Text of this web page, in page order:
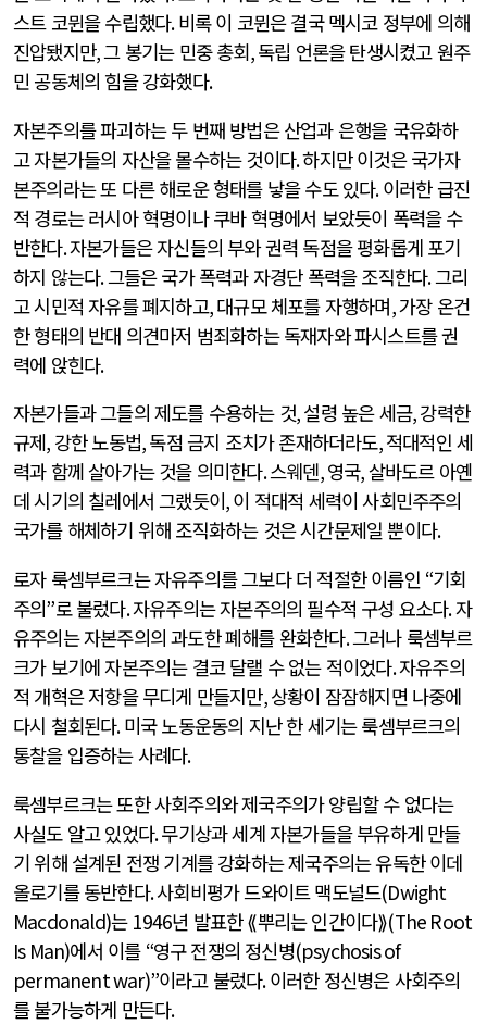
스트 코뮌을 수립했다.비록 이 코뮌은 결국 멕시코 정부에 의해
진압됐지만,그 봉기는 민중 총회,독립 언론을 탄생시켰고 원주
민 공동체의 힘을 강화했다.
자본주의를 파괴하는 두 번째 방법은 산업과 은행을 국유화하
고 자본가들의 자산을 몰수하는 것이다.하지만 이것은 국가자
본주의라는 또 다른 해로운 형태를 낳을 수도 있다.이러한 급진
적 경로는 러시아 혁명이나 쿠바 혁명에서 보았듯이 폭력을 수
반한다.자본가들은 자신들의 부와 권력 독점을 평화롭게 포기
하지 않는다.그들은 국가 폭력과 자경단 폭력을 조직한다.그리
고 시민적 자유를 폐지하고,대규모 체포를 자행하며,가장 온건
한 형태의 반대 의견마저 범죄화하는 독재자와 파시스트를 권
력에 앉힌다.
자본가들과 그들의 제도를 수용하는 것,설령 높은 세금,강력한
규제, 강한 노동법,독점 금지 조치가 존재하더라도,적대적인 세
력과 함께 살아가는 것을 의미한다.스웨덴,영국,살바도르 아옌
데 시기의 칠레에서 그랬듯이,이 적대적 세력이 사회민주주의
국가를 해체하기 위해 조직화하는 것은 시간문제일 뿐이다.
로자 룩셈부르크는 자유주의를 그보다 더 적절한 이름인 “기회
주의”로 불렀다.자유주의는 자본주의의 필수적 구성 요소다.자
유주의는 자본주의의 과도한 폐해를 완화한다.그러나 룩셈부르
크가 보기에 자본주의는 결코 달랠 수 없는 적이었다.자유주의
적 개혁은 저항을 무디게 만들지만,상황이 잠잠해지면 나중에
다시 철회된다.미국 노동운동의 지난 한 세기는 룩셈부르크의
통찰을 입증하는 사례다.
룩셈부르크는 또한 사회주의와 제국주의가 양립할 수 없다는
사실도 알고 있었다.무기상과 세계 자본가들을 부유하게 만들
기 위해 설계된 전쟁 기계를 강화하는 제국주의는 유독한 이데
올로기를 동반한다.사회비평가 드와이트 맥도널드(Dwight
Macdonald)는 1946년 발표한 ⟪뿌리는 인간이다⟫(The Root
Is Man)에서 이를 “영구 전쟁의 정신병(psychosis of
permanent war)”이라고 불렀다.이러한 정신병은 사회주의
를 불가능하게 만든다.